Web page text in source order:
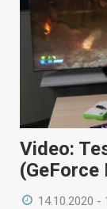
Video:
(GeForce
14.10.2020 -